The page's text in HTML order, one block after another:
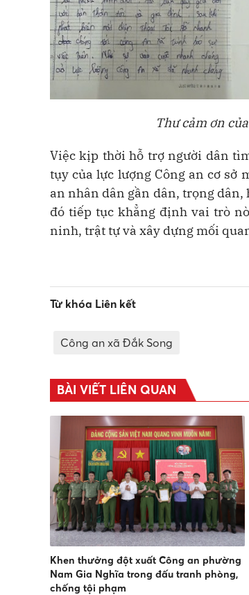
Thư cảm ơn
Việc kịp thời hỗ trợ người dân
tụy của lực lượng Công an cơ sở
an nhân dân gần dân, trọng
đó tiếp tục khẳng định vai trò
ninh, trật tự và xây dựng mối
Từ khóa Liên kết
Công an xã Đắk Song
BÀI VIẾT LIÊN QUAN
Khen thưởng đột xuất Công an phường
Nam Gia Nghĩa trong đấu tranh phòng,
chống tội phạm